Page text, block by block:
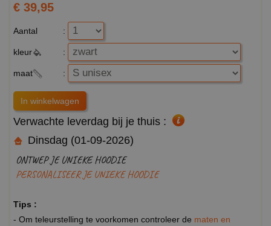
€ 39,95
Aantal :
kleur :
maat :
Verwachte leverdag bij je thuis :
Dinsdag (01-09-2026)
ONTWEP JE UNIEKE HOODIE
PERSONALISEER JE UNIEKE HOODIE
Tips :
- Om teleurstelling te voorkomen controleer de maten en